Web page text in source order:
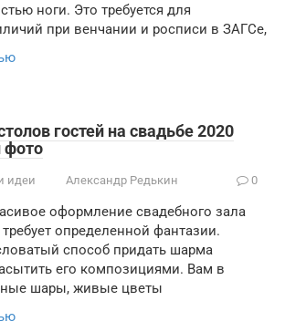
ноги. Это требуется для
при венчании и росписи в ЗАГСе,
гостей на свадьбе 2020
фото
идеи Александр Редькин 0
оформление свадебного зала
определенной фантазии.
способ придать шарма
его композициями. Вам в
шары, живые цветы